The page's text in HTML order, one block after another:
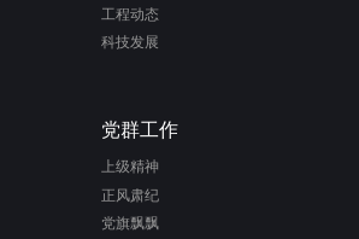
工程动态
科技发展
党群工作
上级精神
正风肃纪
党旗飘飘